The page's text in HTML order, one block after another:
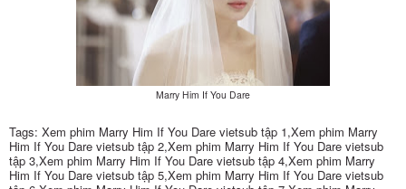
Marry Him If You Dare
Tags: Xem phim Marry Him If You Dare vietsub tập 1,Xem phim Marry
Him If You Dare vietsub tập 2,Xem phim Marry Him If You Dare vietsub
tập 3,Xem phim Marry Him If You Dare vietsub tập 4,Xem phim Marry
Him If You Dare vietsub tập 5,Xem phim Marry Him If You Dare vietsub